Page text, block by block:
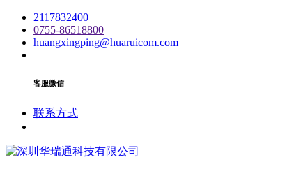
2117832400
0755-86518800
huangxingping@huaruicom.com
客服微信
联系方式